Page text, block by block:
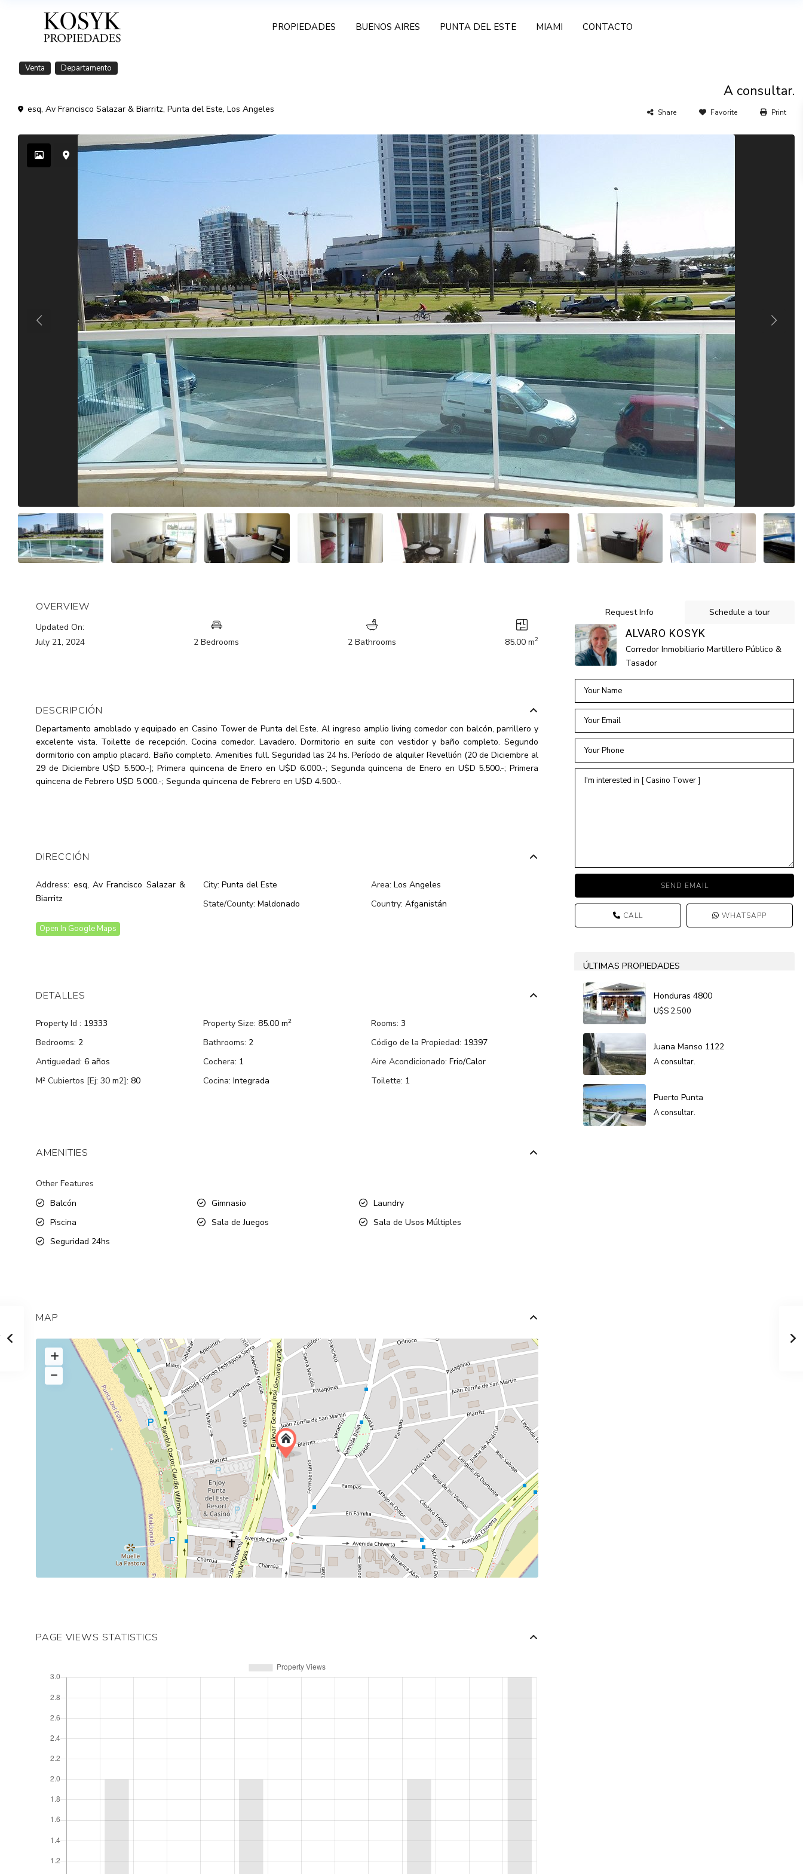
PROPIEDADES BUENOS AIRES PUNTA DEL ESTE MIAMI CONTACTO
Venta Departamento
A consultar.
esq, Av Francisco Salazar & Biarritz,Punta del Este,Los Angeles Share Favorite Print
OVERVIEW
Updated On:
July 21, 2024
2 Bedrooms 2 Bathrooms 85.00 m2
DESCRIPCIÓN
Departamento amoblado y equipado en Casino Tower de Punta del Este. Al ingreso amplio living comedor con balcón, parrillero y
excelente vista. Toilette de recepción. Cocina comedor. Lavadero. Dormitorio en suite con vestidor y baño completo. Segundo
dormitorio con amplio placard. Baño completo. Amenities full. Seguridad las 24 hs. Período de alquiler Revellión (20 de Diciembre al
29 de Diciembre U$D 5.500.-); Primera quincena de Enero en U$D 6.000.-; Segunda quincena de Enero en U$D 5.500.-; Primera
quincena de Febrero U$D 5.000.-; Segunda quincena de Febrero en U$D 4.500.-.
DIRECCIÓN
Address: esq, Av Francisco Salazar &
Biarritz
City: Punta del Este Area: Los Angeles
State/County: Maldonado Country: Afganistán
Open In Google Maps
DETALLES
Property Id : 19333 Property Size: 85.00 m2 Rooms: 3
Bedrooms: 2 Bathrooms: 2 Código de la Propiedad: 19397
Antiguedad: 6 años Cochera: 1 Aire Acondicionado: Frio/Calor
M² Cubiertos [Ej: 30 m2]: 80 Cocina: Integrada Toilette: 1
AMENITIES
Other Features
Balcón
Gimnasio
Laundry
Piscina
Sala de Juegos
Sala de Usos Múltiples
Seguridad 24hs
MAP
PAGE VIEWS STATISTICS
Request Info Schedule a tour
ALVARO KOSYK
Corredor Inmobiliario Martillero Público &
Tasador
CALL WHATSAPP
ÚLTIMAS PROPIEDADES
Honduras 4800
U$S 2.500
Juana Manso 1122
A consultar.
Puerto Punta
A consultar.